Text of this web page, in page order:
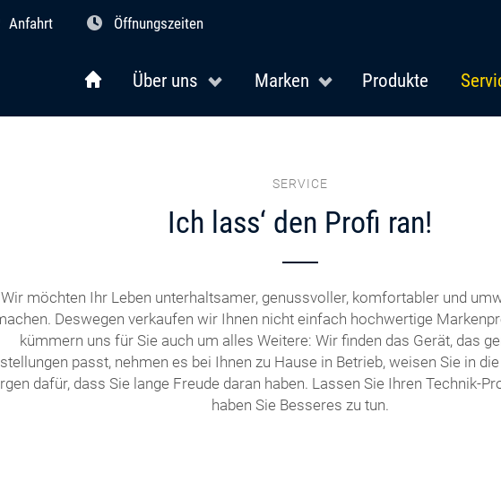
Anfahrt Öffnungszeiten
Über uns Marken Produkte
SERVICE
Ich lass‘ den Profi ran!
Wir möchten Ihr Leben unterhaltsamer, genussvoller, komfortabler und
Deswegen verkaufen wir Ihnen nicht einfach hochwertige
kümmern uns für Sie auch um alles Weitere: Wir finden das Gerät, das
passt, nehmen es bei Ihnen zu Hause in Betrieb, weisen Sie in
dafür, dass Sie lange Freude daran haben. Lassen Sie Ihren Technik-
haben Sie Besseres zu tun.